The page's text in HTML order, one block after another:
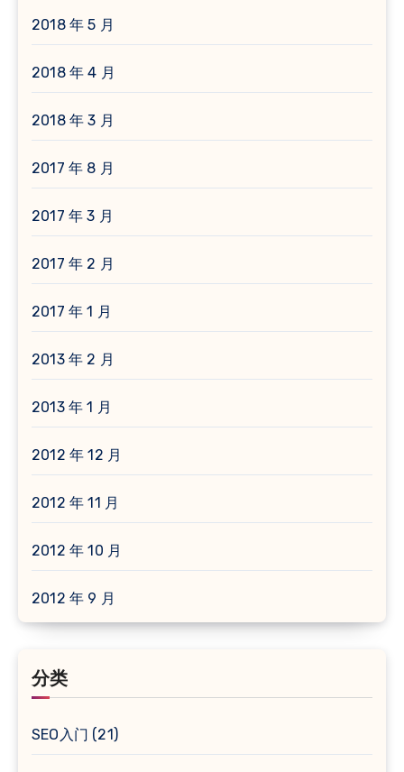
2018 年 5 月
2018 年 4 月
2018 年 3 月
2017 年 8 月
2017 年 3 月
2017 年 2 月
2017 年 1 月
2013 年 2 月
2013 年 1 月
2012 年 12 月
2012 年 11 月
2012 年 10 月
2012 年 9 月
分类
SEO入门 (21)